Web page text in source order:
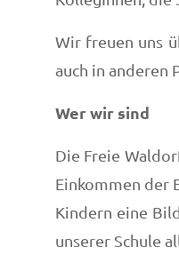
Wir freuen uns
auch in anderen
Wer wir sind
Die Freie
Einkommen der
Kindern eine
unserer Schule